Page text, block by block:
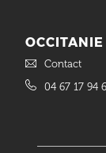
Contact
04 67 17 94